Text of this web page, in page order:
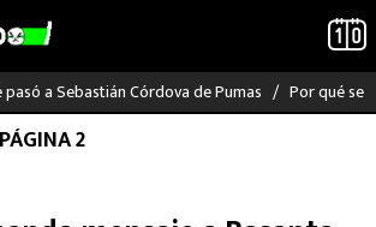
pasó a Sebastián Córdova de Pumas Por qué se
2